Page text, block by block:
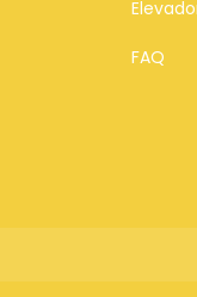
FAQ